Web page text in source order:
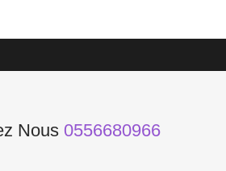
Nous 0556680966